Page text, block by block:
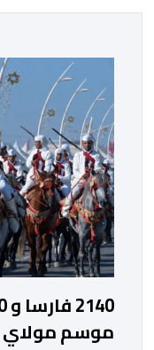
موسم مولاي